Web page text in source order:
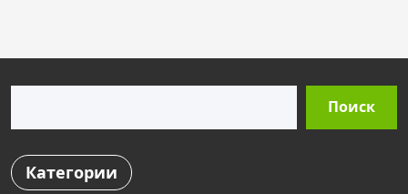
a
Поиск
Категории